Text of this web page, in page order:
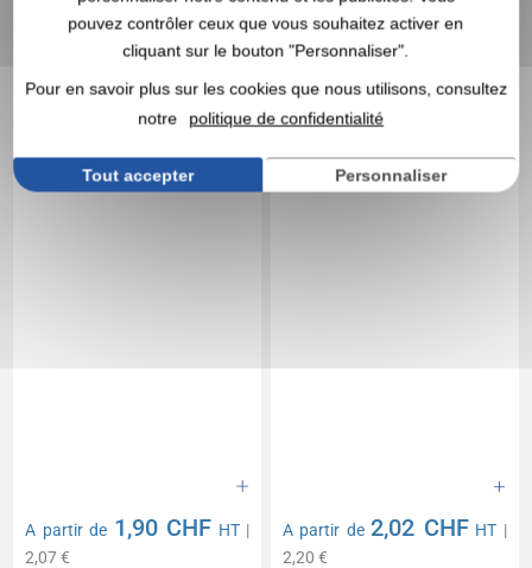
T-shirt personnalisable
100% coton - 150g/m²
A partir de 1,90 CHF HT|
2,07 €
T-shirt sport
promotionnel homme
A partir de2,02 CHF HT |
2,20 €
pouvez contrôler ceux que vous souhaitez activer en
cliquant sur le bouton "Personnaliser".
Pour en savoir plus sur les cookies que nous utilisons, consultez
notre
politique de confidentialité
Tout accepter Personnaliser